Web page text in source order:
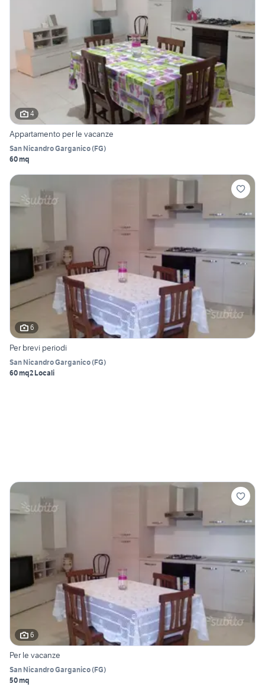
4
Appartamento per le vacanze
San Nicandro Garganico(FG)
60 mq
6
Per brevi periodi
San Nicandro Garganico(FG)
60 mq2 Locali
6
Per le vacanze
San Nicandro Garganico(FG)
50 mq